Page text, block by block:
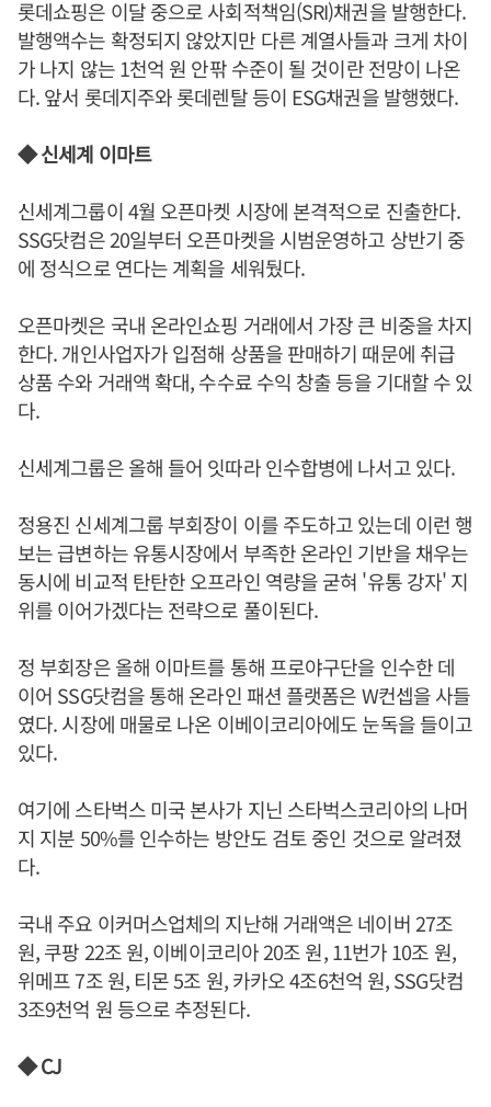
롯데쇼핑은 이달 중으로 사회적책임(SRI)채권을 발행한다.
발행액수는 확정되지 않았지만 다른 계열사들과 크게 차이
가 나지 않는 1천억 원 안팎 수준이 될 것이란 전망이 나온
다. 앞서 롯데지주와 롯데렌탈 등이 ESG채권을 발행했다.
◆ 신세계 이마트
신세계그룹이 4월 오픈마켓 시장에 본격적으로 진출한다.
SSG닷컴은 20일부터 오픈마켓을 시범운영하고 상반기 중
에 정식으로 연다는 계획을 세워뒀다.
오픈마켓은 국내 온라인쇼핑 거래에서 가장 큰 비중을 차지
한다. 개인사업자가 입점해 상품을 판매하기 때문에 취급
상품 수와 거래액 확대, 수수료 수익 창출 등을 기대할 수 있
다.
신세계그룹은 올해 들어 잇따라 인수합병에 나서고 있다.
정용진 신세계그룹 부회장이 이를 주도하고 있는데 이런 행
보는 급변하는 유통시장에서 부족한 온라인 기반을 채우는
동시에 비교적 탄탄한 오프라인 역량을 굳혀 '유통 강자' 지
위를 이어가겠다는 전략으로 풀이된다.
정 부회장은 올해 이마트를 통해 프로야구단을 인수한 데
이어 SSG닷컴을 통해 온라인 패션 플랫폼은 W컨셉을 사들
였다. 시장에 매물로 나온 이베이코리아에도 눈독을 들이고
있다.
여기에 스타벅스 미국 본사가 지닌 스타벅스코리아의 나머
지 지분 50%를 인수하는 방안도 검토 중인 것으로 알려졌
다.
국내 주요 이커머스업체의 지난해 거래액은 네이버 27조
원, 쿠팡 22조 원, 이베이코리아 20조 원, 11번가 10조 원,
위메프 7조 원, 티몬 5조 원, 카카오 4조6천억 원, SSG닷컴
3조9천억 원 등으로 추정된다.
◆ CJ